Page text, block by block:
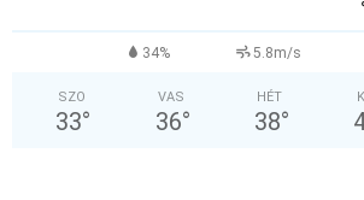
34% 5.8m/s
SZO
33°
VAS
36°
HÉT
38°